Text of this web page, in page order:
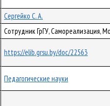
Сергейко С. А.
Сотрудник ГрГУ, Самореализация,
https://elib.grsu.by/doc/22563
Педагогические науки